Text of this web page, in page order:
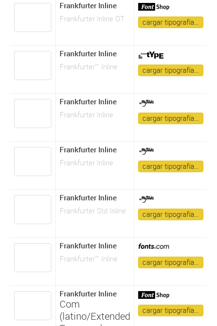
Frankfurter Inline
Frankfurter Inline OT
cargar tipografía…
Frankfurter Inline
Frankfurter™ Inline
cargar tipografía…
Frankfurter Inline
Frankfurter Inline
cargar tipografía…
Frankfurter Inline
Frankfurter Inline
cargar tipografía…
Frankfurter Inline
Frankfurter Std Inline
cargar tipografía…
Frankfurter Inline
Frankfurter™ Inline
cargar tipografía…
Frankfurter Inline
Com
(latino/Extended
cargar tipografía…